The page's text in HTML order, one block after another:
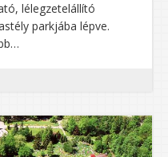
lélegzetelállító
parkjába lépve.